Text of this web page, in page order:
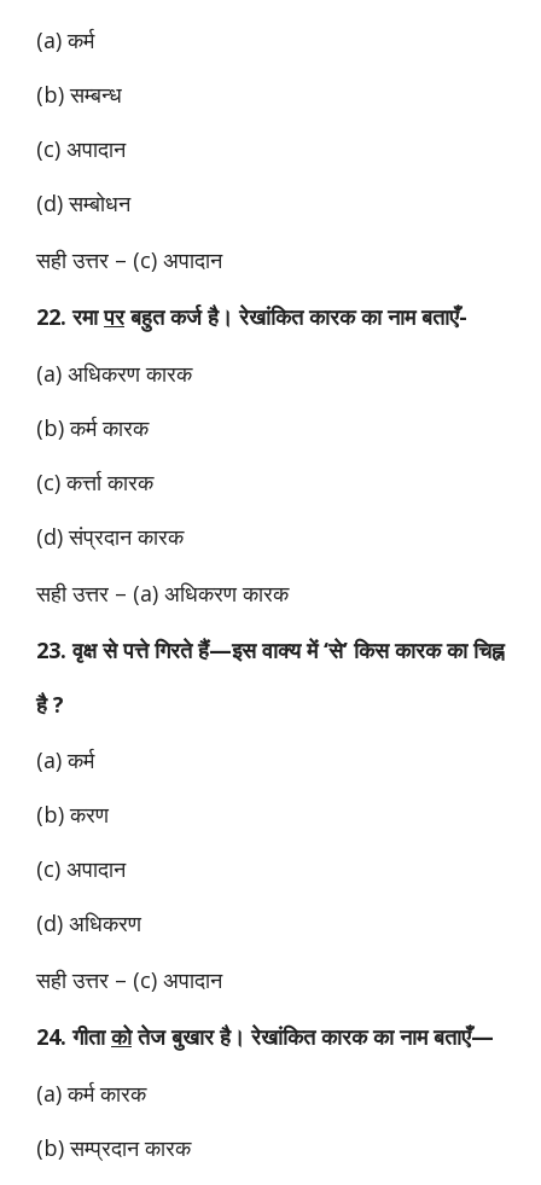
(a) कर्म
(b) सम्बन्ध
(c) अपादान
(d) सम्बोधन
सही उत्तर – (c) अपादान
22. रमापरबहुत कर्ज है। रेखांकित कारक का नाम बताएँ-
(a) अधिकरण कारक
(b) कर्म कारक
(c) कर्त्ता कारक
(d) संप्रदान कारक
सही उत्तर – (a) अधिकरण कारक
23. वृक्ष से पत्ते गिरते हैं—इस वाक्य में ‘से’ किस कारक का चिह्न
है ?
(a) कर्म
(b) करण
(c) अपादान
(d) अधिकरण
सही उत्तर – (c) अपादान
24. गीताकोतेज बुखार है। रेखांकित कारक का नाम बताएँ—
(a) कर्म कारक
(b) सम्प्रदान कारक